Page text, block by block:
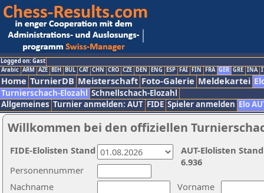
Logged on: Gast
Arabic ARM AZE BIH BUL CAT CHN CRO CZE DEN ENG ESP FAI FIN FRA GER GRE INA
Home TurnierDB Meisterschaft Foto-Galerie Meldekartei
Turnierschach-Elozahl Schnellschach-Elozahl
Allgemeines Turnier anmelden: AUT FIDE Spieler anmelden Elo
Willkommen bei den offiziellen
Nachname
Vorname
Personennummer
AUT-Elolisten
6.936
FIDE-Elolisten Stand